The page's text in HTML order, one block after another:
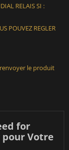
RELAIS SI :
POUVEZ REGLER
le produit
for
pour Votre